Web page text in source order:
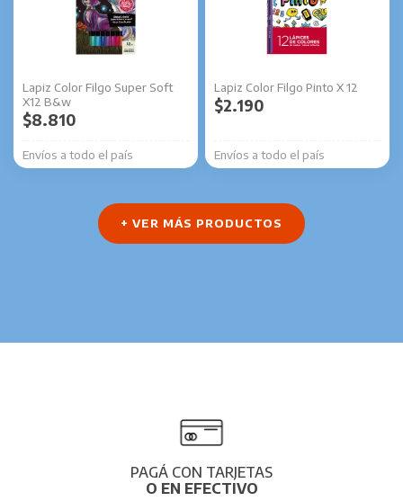
Lapiz Color Filgo Super Soft
X12 B&w
Envíos a todo el país
$8.810
Lapiz Color Filgo Pinto X 12
Envíos a todo el país
$2.190
+ VER MÁS PRODUCTOS
PAGÁ CON TARJETAS
O EN EFECTIVO